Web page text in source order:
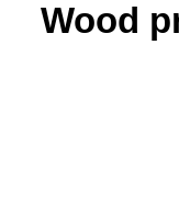
Wood